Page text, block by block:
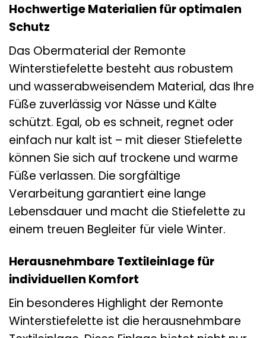
Hochwertige Materialien für optimalen
Schutz
Das Obermaterial der Remonte
Winterstiefelette besteht aus robustem
und wasserabweisendem Material, das Ihre
Füße zuverlässig vor Nässe und Kälte
schützt. Egal, ob es schneit, regnet oder
einfach nur kalt ist – mit dieser Stiefelette
können Sie sich auf trockene und warme
Füße verlassen. Die sorgfältige
Verarbeitung garantiert eine lange
Lebensdauer und macht die Stiefelette zu
einem treuen Begleiter für viele Winter.
Herausnehmbare Textileinlage für
individuellen Komfort
Ein besonderes Highlight der Remonte
Winterstiefelette ist die herausnehmbare